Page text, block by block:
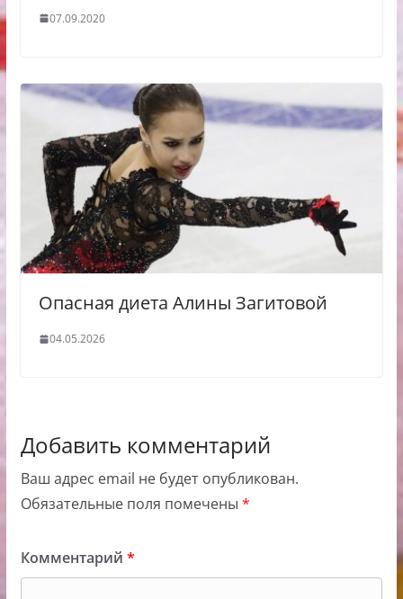
07.09.2020
Опасная диета Алины Загитовой
04.05.2026
Добавить комментарий
Ваш адрес email не будет опубликован.
Обязательные поля помечены *
Комментарий *